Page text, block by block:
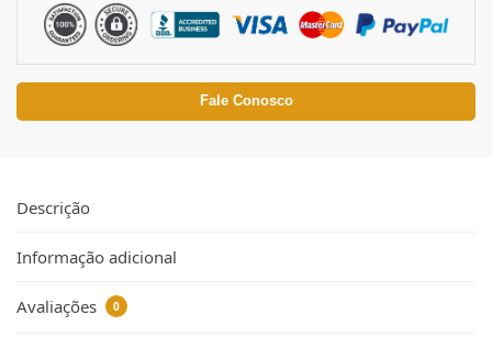
Fale Conosco
Descrição
Informação adicional
Avaliações 0